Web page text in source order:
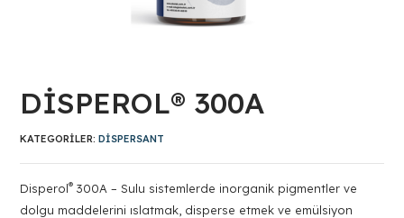
DİSPEROL® 300A
Disperol® 300A – Sulu sistemlerde inorganik pigmentler ve
dolgu maddelerini ıslatmak, disperse etmek ve emülsiyon
KATEGORILER:DISPERSANT